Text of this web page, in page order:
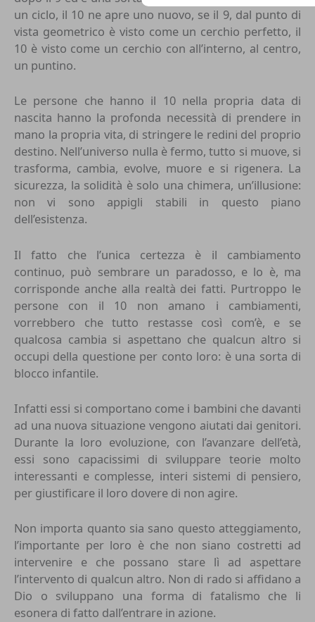
un ciclo, il 10 ne apre uno nuovo, se il 9, dal punto di
vista geometrico è visto come un cerchio perfetto, il
10 è visto come un cerchio con all’interno, al centro,
un puntino.
Le persone che hanno il 10 nella propria data di
nascita hanno la profonda necessità di prendere in
mano la propria vita, di stringere le redini del proprio
destino. Nell’universo nulla è fermo, tutto si muove, si
trasforma, cambia, evolve, muore e si rigenera. La
sicurezza, la solidità è solo una chimera, un’illusione:
non vi sono appigli stabili in questo piano
dell’esistenza.
Il fatto che l’unica certezza è il cambiamento
continuo, può sembrare un paradosso, e lo è, ma
corrisponde anche alla realtà dei fatti. Purtroppo le
persone con il 10 non amano i cambiamenti,
vorrebbero che tutto restasse così com’è, e se
qualcosa cambia si aspettano che qualcun altro si
occupi della questione per conto loro: è una sorta di
blocco infantile.
Infatti essi si comportano come i bambini che davanti
ad una nuova situazione vengono aiutati dai genitori.
Durante la loro evoluzione, con l’avanzare dell’età,
essi sono capacissimi di sviluppare teorie molto
interessanti e complesse, interi sistemi di pensiero,
per giustificare il loro dovere di non agire.
Non importa quanto sia sano questo atteggiamento,
l’importante per loro è che non siano costretti ad
intervenire e che possano stare lì ad aspettare
l’intervento di qualcun altro. Non di rado si affidano a
Dio o sviluppano una forma di fatalismo che li
esonera di fatto dall’entrare in azione.